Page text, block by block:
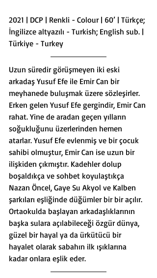
2021 | DCP | Renkli - Colour | 60’ | Türkçe;
İngilizce altyazılı - Turkish; English sub. |
Türkiye - Turkey
Uzun süredir görüşmeyen iki eski
arkadaş Yusuf Efe ile Emir Can bir
meyhanede buluşmak üzere sözleşirler.
Erken gelen Yusuf Efe gergindir, Emir Can
rahat. Yine de aradan geçen yılların
soğukluğunu üzerlerinden hemen
atarlar. Yusuf Efe evlenmiş ve bir çocuk
sahibi olmuştur, Emir Can ise uzun bir
ilişkiden çıkmıştır. Kadehler dolup
boşaldıkça ve sohbet koyulaştıkça
Nazan Öncel, Gaye Su Akyol ve Kalben
şarkıları eşliğinde düğümler bir bir açılır.
Ortaokulda başlayan arkadaşlıklarının
başka sulara açılabileceği özgür dünya,
güzel bir hayal ya da ürkütücü bir
hayalet olarak sabahın ilk ışıklarına
kadar onlara eşlik eder.